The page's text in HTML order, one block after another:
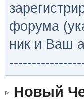
форума
ник и Ваш
Новый